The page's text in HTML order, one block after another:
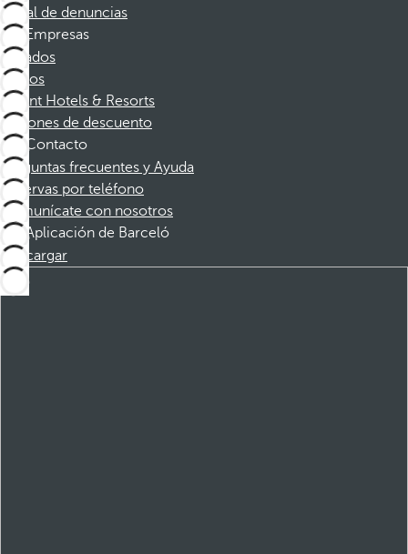
Canal de denuncias
Empresas
Afiliados
Socios
Dorint Hotels & Resorts
Cupones de descuento
Contacto
Preguntas frecuentes y Ayuda
Reservas por teléfono
Comunícate con nosotros
Aplicación de Barceló
Descargar